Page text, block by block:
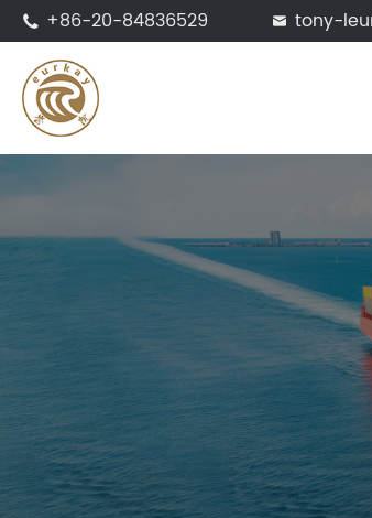
 +86-20-84836529  tony-